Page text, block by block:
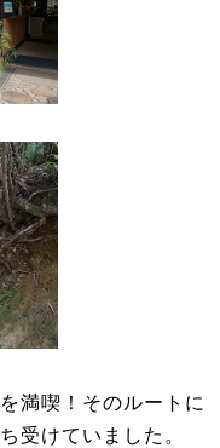
満喫！そのルートに
受けていました。